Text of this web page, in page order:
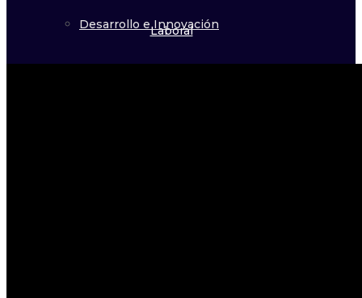
Laboral
Desarrollo e Innovación